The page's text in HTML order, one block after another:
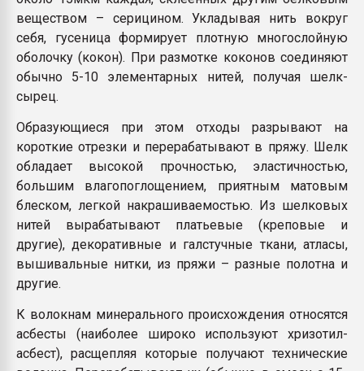
веществом – серицином. Укладывая нить вокруг
себя, гусеница формирует плотную многослойную
оболочку (кокон). При размотке коконов соединяют
обычно 5-10 элементарных нитей, получая шелк-
сырец.
Образующиеся при этом отходы разрывают на
короткие отрезки и перерабатывают в пряжу. Шелк
обладает высокой прочностью, эластичностью,
большим влагопоглощением, приятным матовым
блеском, легкой накрашиваемостью. Из шелковых
нитей вырабатывают платьевые (креповые и
другие), декоративные и галстучные ткани, атласы,
вышивальные нитки, из пряжи – разные полотна и
другие.
К волокнам минерального происхождения относятся
асбесты (наиболее широко используют хризотил-
асбест), расщепляя которые получают технические